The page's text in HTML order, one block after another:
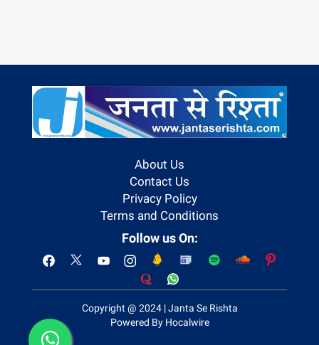
About Us
Contact Us
Privacy Policy
Terms and Conditions
Follow us On:
Copyright @ 2024 | Janta Se Rishta
Powered By Hocalwire